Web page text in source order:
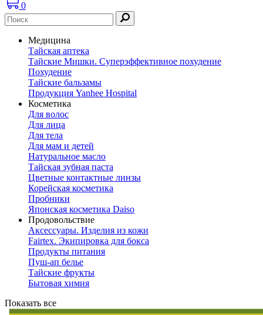
0
Медицина
Тайская аптека
Тайские Мишки. Суперэффективное похудение
Похудение
Тайские бальзамы
Продукция Yanhee Hospital
Косметика
Для волос
Для лица
Для тела
Для мам и детей
Натуральное масло
Тайская зубная паста
Цветные контактные линзы
Корейская косметика
Пробники
Японская косметика Daiso
Продовольствие
Аксессуары. Изделия из кожи
Fairtex. Экипировка для бокса
Продукты питания
Пуш-ап белье
Тайские фрукты
Бытовая химия
Показать все